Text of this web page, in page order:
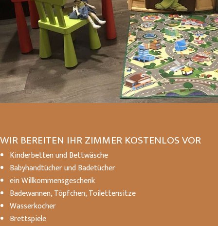
WIR BEREITEN IHR ZIMMER KOSTENLOS VOR
Kinderbetten und Bettwäsche
Babyhandtücher und Badetücher
ein Willkommensgeschenk
Badewannen, Töpfchen, Toilettensitze
Wasserkocher
Brettspiele